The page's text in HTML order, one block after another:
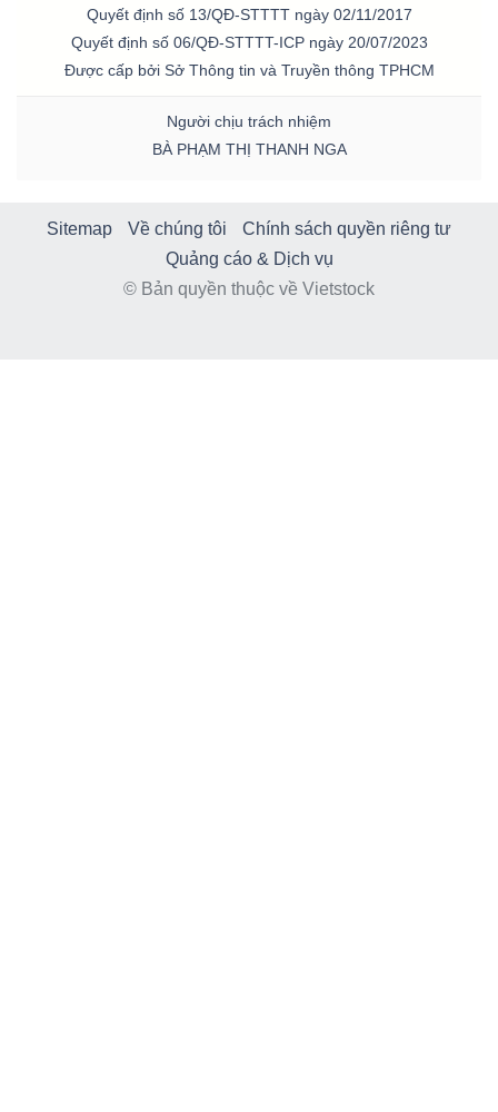
Quyết định số 13/QĐ-STTTT ngày 02/11/2017
Quyết định số 06/QĐ-STTTT-ICP ngày 20/07/2023
Được cấp bởi Sở Thông tin và Truyền thông TPHCM
Người chịu trách nhiệm
BÀ PHẠM THỊ THANH NGA
Sitemap Về chúng tôi
Chính sách quyền riêng tư
Quảng cáo & Dịch vụ
© Bản quyền thuộc về Vietstock